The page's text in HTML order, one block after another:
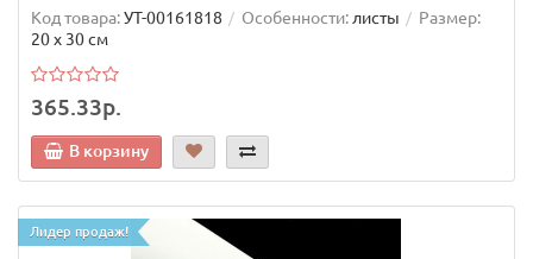
Код товара:УТ-00161818 Особенности: листы
Размер:
20 х 30 см
365.33р.
В корзину
Лидер продаж!